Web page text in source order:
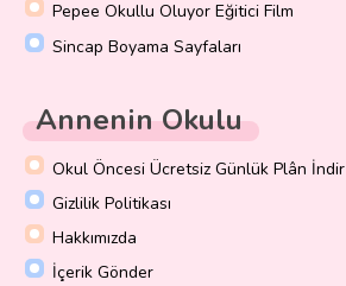
Pepee Okullu Oluyor Eğitici Film
Sincap Boyama Sayfaları
Annenin Okulu
Okul Öncesi Ücretsiz Günlük Plân İndir
Gizlilik Politikası
Hakkımızda
İçerik Gönder